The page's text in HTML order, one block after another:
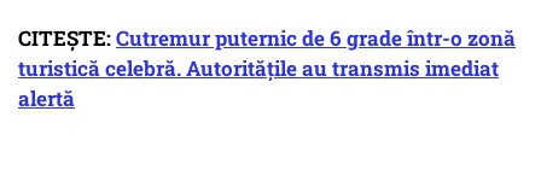
CITEȘTE:Cutremur puternic de 6 grade într-o zonă
turistică celebră. Autoritățile au transmis imediat
alertă